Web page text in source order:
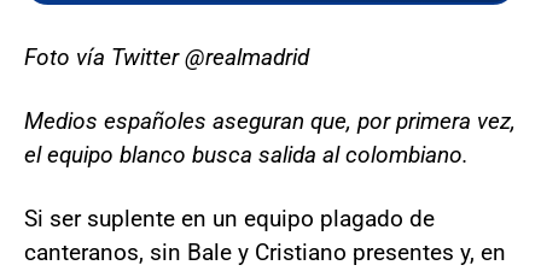
Foto vía Twitter @realmadrid
Medios españoles aseguran que, por primera vez,
el equipo blanco busca salida al colombiano.
Si ser suplente en un equipo plagado de
canteranos, sin Bale y Cristiano presentes y, en